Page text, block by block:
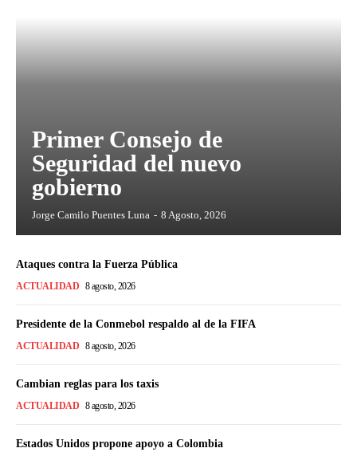
Primer Consejo de
Seguridad del nuevo
gobierno
Jorge Camilo Puentes Luna - 8 Agosto, 2026
Ataques contra la Fuerza Pública
ACTUALIDAD 8 agosto, 2026
Presidente de la Conmebol respaldo al de la FIFA
ACTUALIDAD 8 agosto, 2026
Cambian reglas para los taxis
ACTUALIDAD 8 agosto, 2026
Estados Unidos propone apoyo a Colombia